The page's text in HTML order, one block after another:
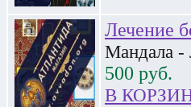
Лечение
Мандала -
500 руб.
В